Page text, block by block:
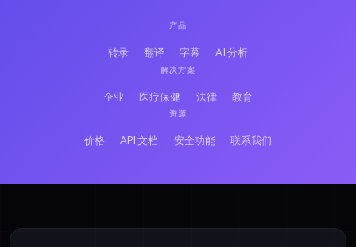
产品
转录 翻译 字幕 AI 分析
解决方案
企业 医疗保健 法律 教育
资源
价格 API 文档 安全功能 联系我们